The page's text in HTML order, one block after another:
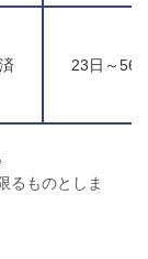
23日～56
るものとしま